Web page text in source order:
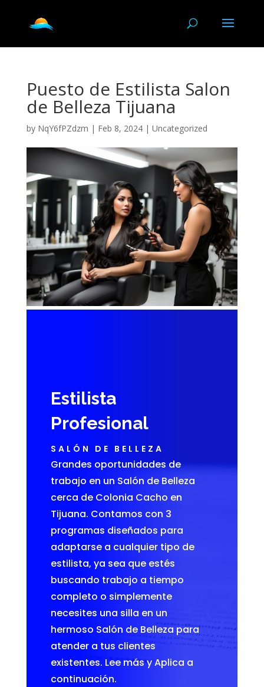
Puesto de Estilista Salon
de Belleza Tijuana
by NqY6fPZdzm | Feb 8, 2024| Uncategorized
Estilista
Profesional
SALÓN DE BELLEZA
Grandes oportunidades de
trabajo en un Salón de Belleza
cerca de Colonia Cacho en
Tijuana. Contamos con 3
programas diseñados para
adaptarse a cualquier tipo de
estilista, ya sea que estés
buscando trabajo a tiempo
completo o simplemente
necesites una silla en un
hermoso Salón de Belleza para
atender a tus clientes
existentes. Lee más y Aplica a
continuación.